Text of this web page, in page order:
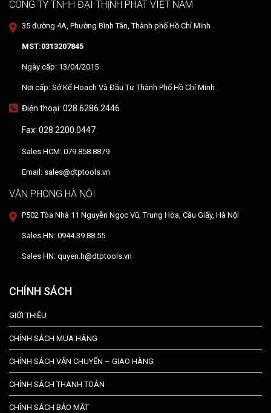
CÔNG TY TNHH ĐẠI THỊNH PHÁT VIỆT NAM
35 đường 4A, Phường Bình Tân, Thành phố Hồ Chí Minh
MST:0313207845
Ngày cấp: 13/04/2015
Nơi cấp: Sở Kế Hoạch Và Đầu Tư Thành Phố Hồ Chí Minh
Điện thoại: 028.6286.2446
Fax: 028.2200.0447
Sales HCM: 079.858.8879
Email: sales@dtptools.vn
VĂN PHÒNG HÀ NỘI
P502 Tòa Nhà 11 Nguyễn Ngọc Vũ, Trung Hòa, Cầu Giấy, Hà Nội
Sales HN: 0944.39.88.55
Sales HN: quyen.h@dtptools.vn
CHÍNH SÁCH
GIỚI THIỆU
CHÍNH SÁCH MUA HÀNG
CHÍNH SÁCH VẬN CHUYỂN – GIAO HÀNG
CHÍNH SÁCH THANH TOÁN
CHÍNH SÁCH BẢO MẬT